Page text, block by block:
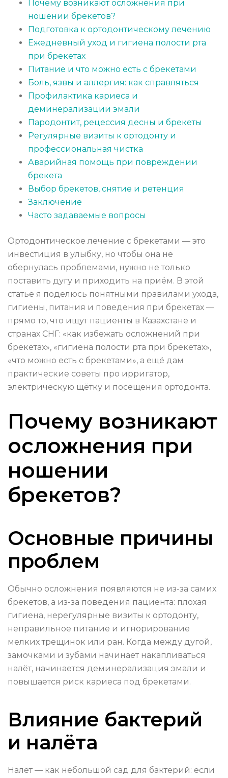
Почему возникают осложнения при
ношении брекетов?
Подготовка к ортодонтическому лечению
Ежедневный уход и гигиена полости рта
при брекетах
Питание и что можно есть с брекетами
Боль, язвы и аллергия: как справляться
Профилактика кариеса и
деминерализации эмали
Пародонтит, рецессия десны и брекеты
Регулярные визиты к ортодонту и
профессиональная чистка
Аварийная помощь при повреждении
брекета
Выбор брекетов, снятие и ретенция
Заключение
Часто задаваемые вопросы
Ортодонтическое лечение с брекетами — это
инвестиция в улыбку, но чтобы она не
обернулась проблемами, нужно не только
поставить дугу и приходить на приём. В этой
статье я поделюсь понятными правилами ухода,
гигиены, питания и поведения при брекетах —
прямо то, что ищут пациенты в Казахстане и
странах СНГ: «как избежать осложнений при
брекетах», «гигиена полости рта при брекетах»,
«что можно есть с брекетами», а ещё дам
практические советы про ирригатор,
электрическую щётку и посещения ортодонта.
Почему возникают
осложнения при
ношении
брекетов?
Основные причины
проблем
Обычно осложнения появляются не из-за самих
брекетов, а из-за поведения пациента: плохая
гигиена, нерегулярные визиты к ортодонту,
неправильное питание и игнорирование
мелких трещинок или ран. Когда между дугой,
замочками и зубами начинает накапливаться
налёт, начинается деминерализация эмали и
повышается риск кариеса под брекетами.
Влияние бактерий
и налёта
Налёт — как небольшой сад для бактерий: если